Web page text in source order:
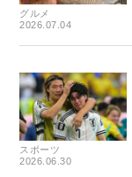
グルメ
2026.07.04
スポーツ
2026.06.30